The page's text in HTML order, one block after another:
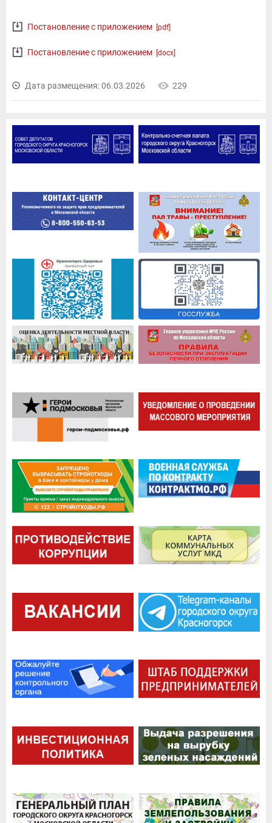
Постановление с приложением [pdf]
Постановление с приложением [docx]
Дата размещения: 06.03.2026 229